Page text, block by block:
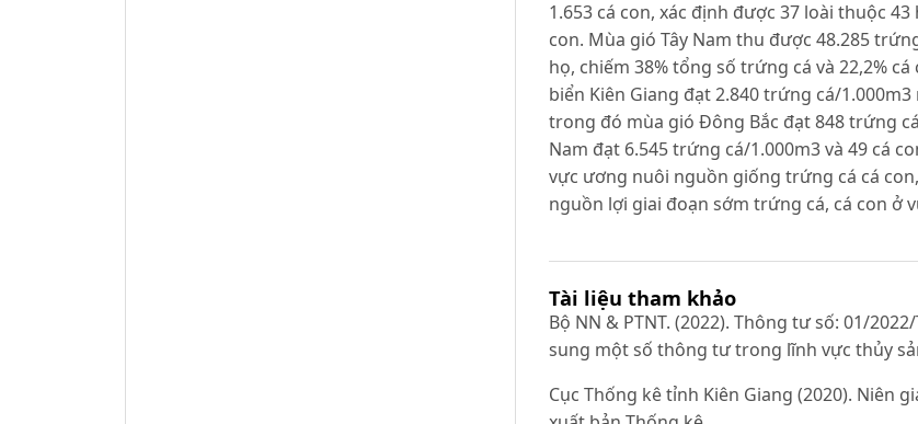
1.653 cá con, xác định được 37 loài thuộc
con. Mùa gió Tây Nam thu được 48.285
họ, chiếm 38% tổng số trứng cá và 22,2%
biển Kiên Giang đạt 2.840 trứng cá/
trong đó mùa gió Đông Bắc đạt 848 trứng
Nam đạt 6.545 trứng cá/1.000m3 và 49 cá
vực ương nuôi nguồn giống trứng cá cá
nguồn lợi giai đoạn sớm trứng cá, cá con ở
Tài liệu tham khảo
Bộ NN & PTNT. (2022). Thông tư số: 01/
sung một số thông tư trong lĩnh vực thủy
Cục Thống kê tỉnh Kiên Giang (2020). Niên